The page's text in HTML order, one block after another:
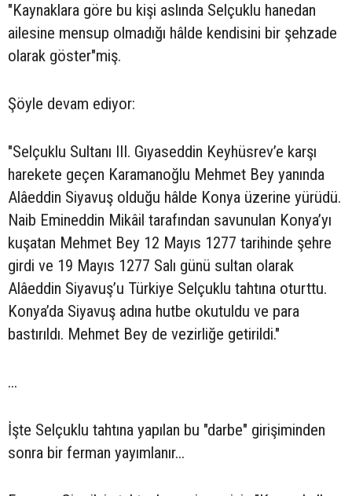
"Kaynaklara göre bu kişi aslında Selçuklu hanedan
ailesine mensup olmadığı hâlde kendisini bir şehzade
olarak göster"miş.
Şöyle devam ediyor:
"Selçuklu Sultanı III. Gıyaseddin Keyhüsrev’e karşı
harekete geçen Karamanoğlu Mehmet Bey yanında
Alâeddin Siyavuş olduğu hâlde Konya üzerine yürüdü.
Naib Emineddin Mikâil tarafından savunulan Konya’yı
kuşatan Mehmet Bey 12 Mayıs 1277 tarihinde şehre
girdi ve 19 Mayıs 1277 Salı günü sultan olarak
Alâeddin Siyavuş’u Türkiye Selçuklu tahtına oturttu.
Konya’da Siyavuş adına hutbe okutuldu ve para
bastırıldı. Mehmet Bey de vezirliğe getirildi."
...
İşte Selçuklu tahtına yapılan bu "darbe" girişiminden
sonra bir ferman yayımlanır...